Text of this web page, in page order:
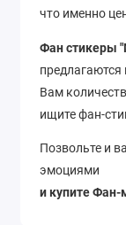
что именно
Фан стикеры
предлагаются
Вам
ищите фан-
Позвольте и
эмоциями
и купите Фан-